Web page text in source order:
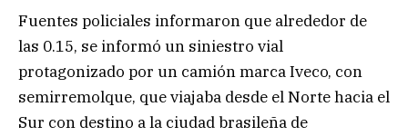
Fuentes policiales informaron que alrededor de
las 0.15, se informó un siniestro vial
protagonizado por un camión marca Iveco, con
semirremolque, que viajaba desde el Norte hacia el
Sur con destino a la ciudad brasileña de